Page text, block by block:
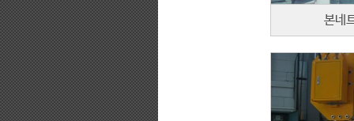
본네